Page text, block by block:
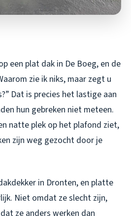
een plat dak in De Boeg, en de
zie ik niks, maar zegt u
Dat is precies het lastige aan
hun gebreken niet meteen.
natte plek op het plafond ziet,
zijn weg gezocht door je
in Dronten, en platte
Niet omdat ze slecht zijn,
ze anders werken dan